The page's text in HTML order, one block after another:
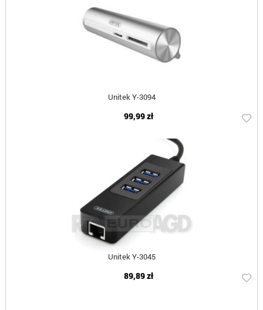
Unitek Y-3094
99,99 zł
Unitek Y-3045
89,89 zł